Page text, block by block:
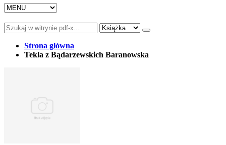
Strona główna
Tekla z Bądarzewskich Baranowska